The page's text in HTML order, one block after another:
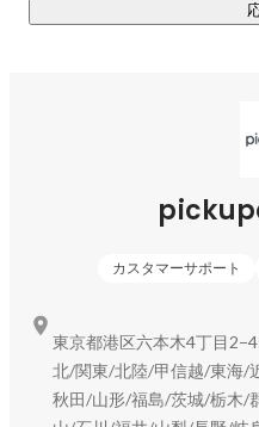
つまり顧客との会話は、企
私たちが開発しているのは
会話サマリーAI pickupon（
pickuponは
カスタマーサポート
東京都港区六本木4丁目
北/関東/北陸/甲信越/東海/
秋田/山形/福島/茨城/栃木/